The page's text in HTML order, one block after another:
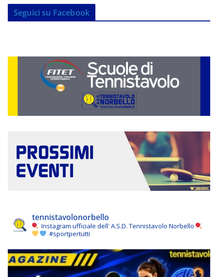
Seguici su Facebook
tennistavolonorbello
Instagram ufficiale dell' A.S.D. Tennistavolo Norbello
#sportpertutti